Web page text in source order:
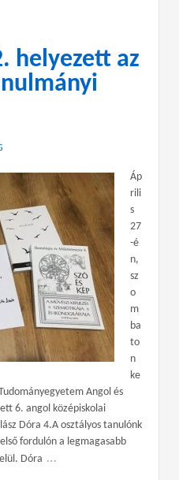
helyezett az
Áp
rili
s
27
-é
n,
sz
o
m
ba
to
n
ke
Angol és
6. angol középiskolai
Dóra 4.A osztályos tanulónk
fordulón a legmagasabb
Dóra …